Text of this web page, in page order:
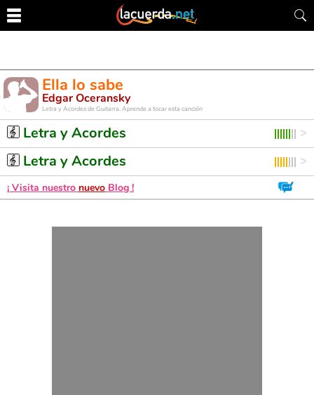
Ella lo sabe
Edgar Oceransky
Letra y Acordes de Guitarra. Aprende a tocar esta canción
Letra y Acordes
Letra y Acordes
¡ Visita nuestro nuevo Blog !